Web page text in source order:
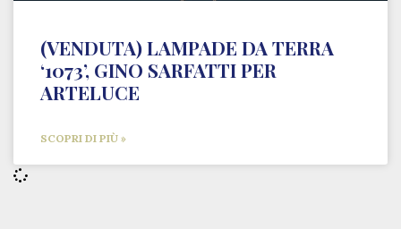
(VENDUTA) LAMPADE DA TERRA
‘1073’, GINO SARFATTI PER
ARTELUCE
SCOPRI DI PIÙ »